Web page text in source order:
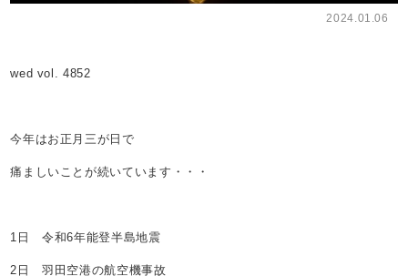
2024.01.06
wed vol. 4852
今年はお正月三が日で
痛ましいことが続いています・・・
1日 令和6年能登半島地震
2日 羽田空港の航空機事故